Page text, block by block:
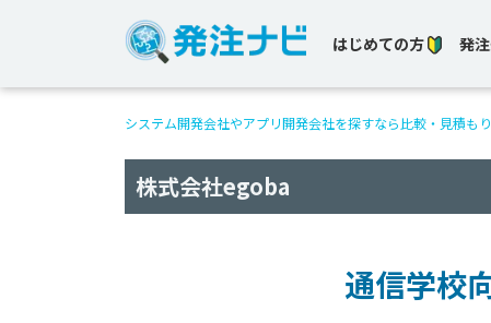
はじめての方 発
システム開発会社やアプリ開発会社を探すなら比較・見積もり
株式会社egoba
通信学校